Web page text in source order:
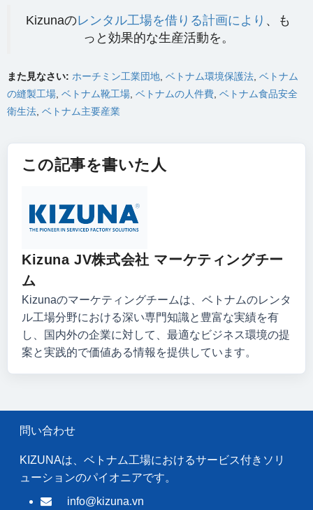
Kizunaのレンタル工場を借りる計画により 、も
っと効果的な生産活動を。
また見なさい: ホーチミン工業団地 ベトナム環境保護法 ベトナム
の縫製工場 ベトナム靴工場 ベトナムの人件費 ベトナム食品安全
衛生法 ベトナム主要産業
この記事を書いた人
Kizuna JV株式会社 マーケティングチー
ム
Kizunaのマーケティングチームは、ベトナムのレンタ
ル工場分野における深い専門知識と豊富な実績を有
し、国内外の企業に対して、最適なビジネス環境の提
案と実践的で価値ある情報を提供しています。
問い合わせ
KIZUNAは、ベトナム工場におけるサービス付きソリ
ューションのパイオニアです。
info@kizuna.vn